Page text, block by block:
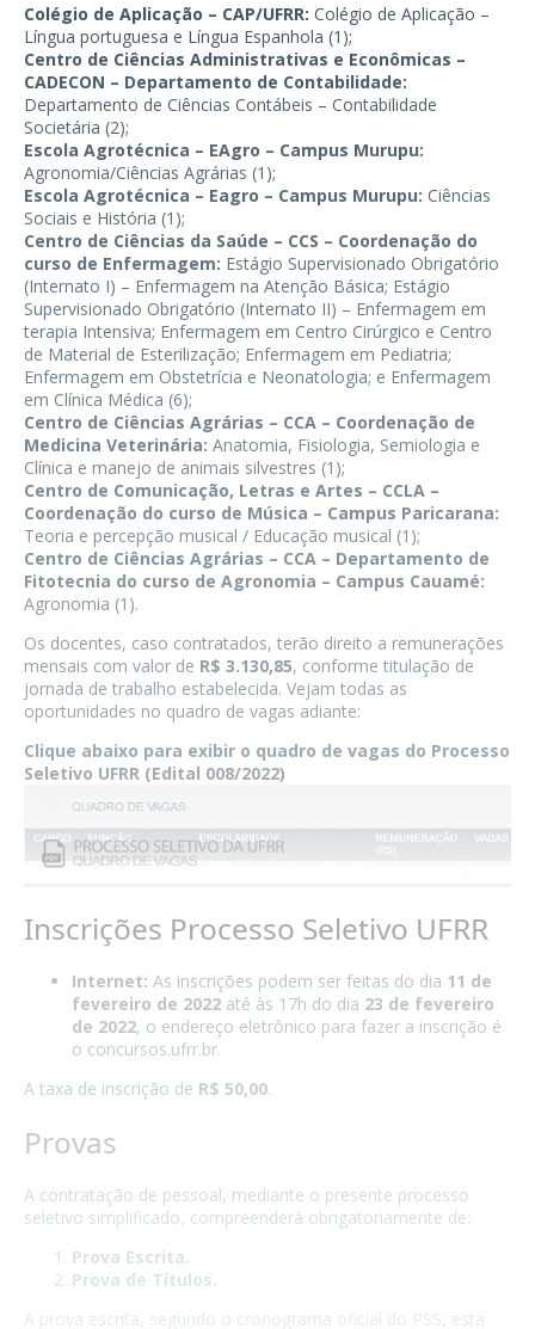
Colégio de Aplicação – CAP/UFRR: Colégio de Aplicação –
Língua portuguesa e Língua Espanhola (1);
Centro de Ciências Administrativas e Econômicas –
CADECON – Departamento de Contabilidade:
Departamento de Ciências Contábeis – Contabilidade
Societária (2);
Escola Agrotécnica – EAgro – Campus Murupu:
Agronomia/Ciências Agrárias (1);
Escola Agrotécnica – Eagro – Campus Murupu: Ciências
Sociais e História (1);
Centro de Ciências da Saúde – CCS – Coordenação do
curso de Enfermagem: Estágio Supervisionado Obrigatório
(Internato I) – Enfermagem na Atenção Básica; Estágio
Supervisionado Obrigatório (Internato II) – Enfermagem em
terapia Intensiva; Enfermagem em Centro Cirúrgico e Centro
de Material de Esterilização; Enfermagem em Pediatria;
Enfermagem em Obstetrícia e Neonatologia; e Enfermagem
em Clínica Médica (6);
Centro de Ciências Agrárias – CCA – Coordenação de
Medicina Veterinária: Anatomia, Fisiologia, Semiologia e
Clínica e manejo de animais silvestres (1);
Centro de Comunicação, Letras e Artes – CCLA –
Coordenação do curso de Música – Campus Paricarana:
Teoria e percepção musical / Educação musical (1);
Centro de Ciências Agrárias – CCA – Departamento de
Fitotecnia do curso de Agronomia – Campus Cauamé:
Agronomia (1).
Os docentes, caso contratados, terão direito a remunerações
mensais com valor de R$ 3.130,85, conforme titulação de
jornada de trabalho estabelecida. Vejam todas as
oportunidades no quadro de vagas adiante:
Clique abaixo para exibir o quadro de vagas do Processo
Seletivo UFRR (Edital 008/2022)
Inscrições Processo Seletivo UFRR
Internet: As inscrições podem ser feitas do dia 11 de
fevereiro de 2022 até às 17h do dia 23 de fevereiro
de 2022, o endereço eletrônico para fazer a inscrição é
o concursos.ufrr.br.
A taxa de inscrição de R$ 50,00.
Provas
A contratação de pessoal, mediante o presente processo
seletivo simplificado, compreenderá obrigatoriamente de:
Prova Escrita.
Prova de Títulos.
A prova escrita, segundo o cronograma oficial do PSS, está